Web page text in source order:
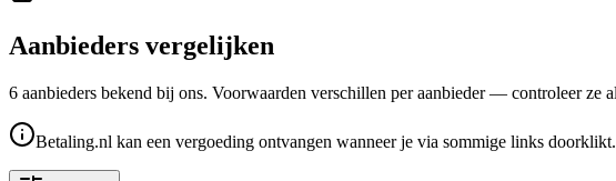
Aanbieders vergelijken
6 aanbieders bekend bij ons. Voorwaarden verschillen per aanbieder — controleer ze
Betaling.nl kan een vergoeding ontvangen wanneer je via sommige links